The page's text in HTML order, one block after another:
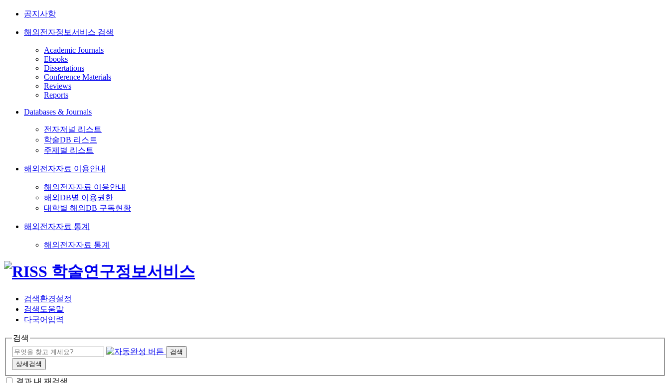
공지사항
해외전자정보서비스 검색
Academic Journals
Ebooks
Dissertations
Conference Materials
Reviews
Reports
Databases & Journals
전자저널 리스트
학술DB 리스트
주제별 리스트
해외전자자료 이용안내
해외전자자료 이용안내
해외DB별 이용권한
대학별 해외DB 구독현황
해외전자자료 통계
해외전자자료 통계
검색환경설정
검색도움말
다국어입력
검색
검색
상세검색